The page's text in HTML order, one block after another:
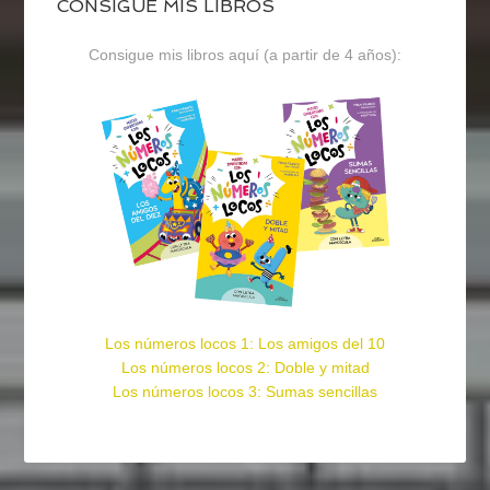
CONSIGUE MIS LIBROS
Consigue mis libros aquí (a partir de 4 años):
Los números locos 1: Los amigos del 10
Los números locos 2: Doble y mitad
Los números locos 3: Sumas sencillas